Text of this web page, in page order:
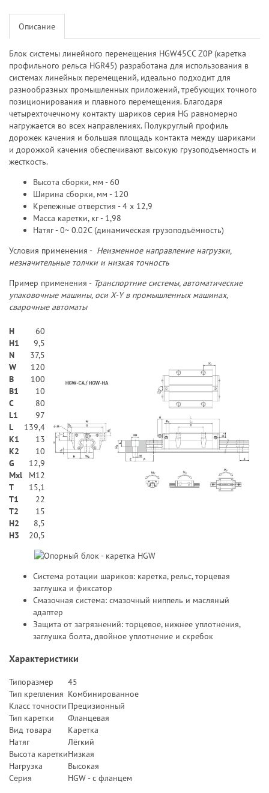
Описание
Блок системы линейного перемещения HGW45CC Z0P (каретка
профильного рельса HGR45) разработана для использования в
системах линейных перемещений, идеально подходит для
разнообразных промышленных приложений, требующих точного
позиционирования и плавного перемещения. Благодаря
четырехточечному контакту шариков серия HG равномерно
нагружается во всех направлениях. Полукруглый профиль
дорожек качения и большая площадь контакта между шариками
и дорожкой качения обеспечивают высокую грузоподъемность и
жесткость.
Высота сборки, мм - 60
Ширина сборки, мм - 120
Крепежные отверстия - 4 х 12,9
Масса каретки, кг - 1,98
Натяг - 0~ 0.02C (динамическая грузоподъёмность)
Условия применения - Неизменное направление нагрузки,
незначительные толчки и низкая точность
Пример применения - Транспортние системы, автоматические
упаковочные машины, оси X-Y в промышленных машинах,
сварочные автоматы
H
60
H1
9,5
N
37,5
W
120
В
100
B1
10
C
80
L1
97
L
139,4
K1
13
K2
10
G
12,9
Mxl
M12
T
15,1
T1
22
T2
15
H2
8,5
Н3
20,5
Система ротации шариков: каретка, рельс, торцевая
заглушка и фиксатор
Смазочная система: смазочный ниппель и масляный
адаптер
Защита от загрязнений: торцевое, нижнее уплотнения,
заглушка болта, двойное уплотнение и скребок
Характеристики
Типоразмер
45
Тип крепления Комбинированное
Класс точности Прецизионный
Тип каретки
Фланцевая
Вид товара
Каретка
Натяг
Лёгкий
Высота кареткиНизкая
Нагрузка
Высокая
Серия
HGW - с фланцем